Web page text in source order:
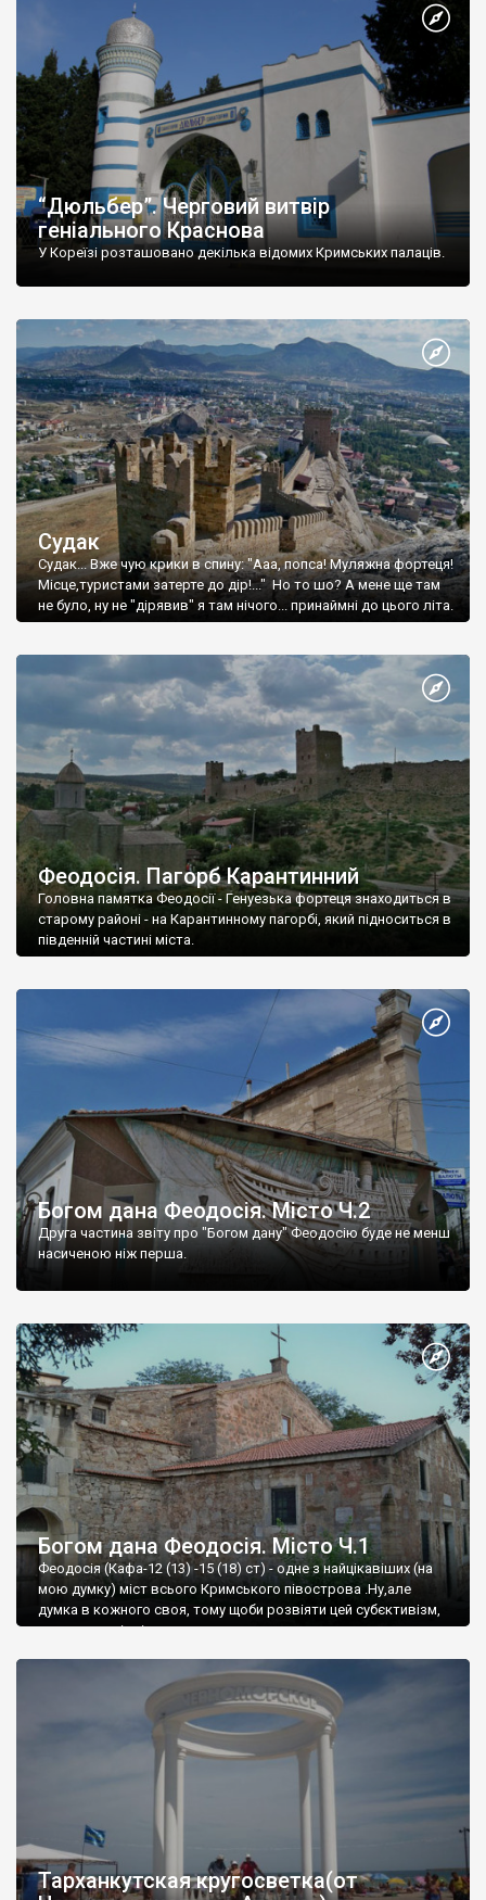
“Дюльбер”. Черговий витвір
геніального Краснова
У Кореїзі розташовано декілька відомих Кримських палаців.
Судак
Судак... Вже чую крики в спину: "Ааа, попса! Муляжна фортеця!
Місце,туристами затерте до дір!..." Но то шо? А мене ще там
не було, ну не "дірявив" я там нічого... принаймні до цього літа.
Феодосія. Пагорб Карантинний
Головна памятка Феодосії - Генуезька фортеця знаходиться в
старому районі - на Карантинному пагорбі, який підноситься в
південній частині міста.
Богом дана Феодосія. Місто Ч.2
Друга частина звіту про "Богом дану" Феодосію буде не менш
насиченою ніж перша.
Богом дана Феодосія. Місто Ч.1
Феодосія (Кафа-12 (13) -15 (18) ст) - одне з найцікавіших (на
мою думку) міст всього Кримського півострова .Ну,але
думка в кожного своя, тому щоби розвіяти цей субєктивізм,
запрошую відвідати це
Тарханкутская кругосветка(от